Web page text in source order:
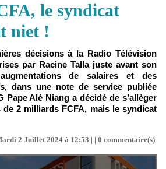
le syndicat
niet !
décisions à la Radio Télévision
par Racine Talla juste avant son
de salaires et des
dans une note de service publiée
Pape Alé Niang a décidé de s’allèger
de 2 milliards FCFA, mais le syndicat
2 Juillet 2024 à 12:53 | | 0 commentaire(s)|